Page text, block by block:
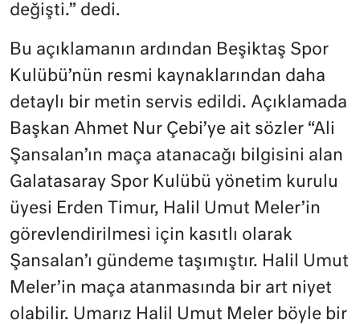
değişti.” dedi.
Bu açıklamanın ardından Beşiktaş Spor
Kulübü’nün resmi kaynaklarından daha
detaylı bir metin servis edildi. Açıklamada
Başkan Ahmet Nur Çebi’ye ait sözler “Ali
Şansalan’ın maça atanacağı bilgisini alan
Galatasaray Spor Kulübü yönetim kurulu
üyesi Erden Timur, Halil Umut Meler’in
görevlendirilmesi için kasıtlı olarak
Şansalan’ı gündeme taşımıştır. Halil Umut
Meler’in maça atanmasında bir art niyet
olabilir. Umarız Halil Umut Meler böyle bir